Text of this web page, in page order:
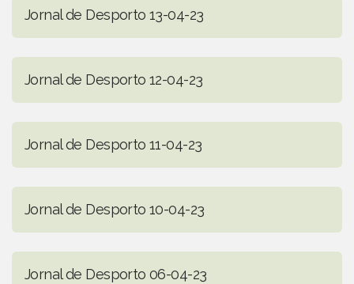
Jornal de Desporto 13-04-23
Jornal de Desporto 12-04-23
Jornal de Desporto 11-04-23
Jornal de Desporto 10-04-23
Jornal de Desporto 06-04-23